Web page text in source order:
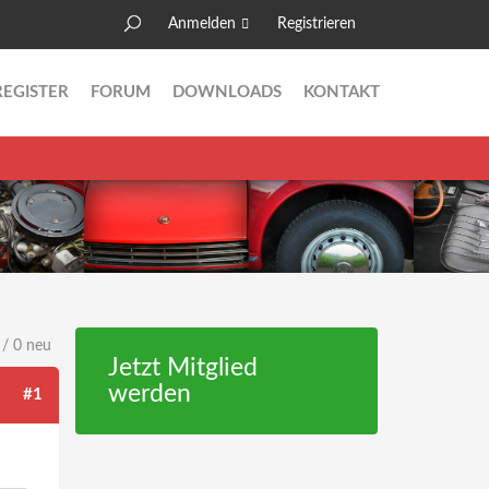
Anmelden Registrieren
Suche
FORUM DOWNLOADS KONTAKT
/ 0 neu
#1
Jetzt Mitglied
werden